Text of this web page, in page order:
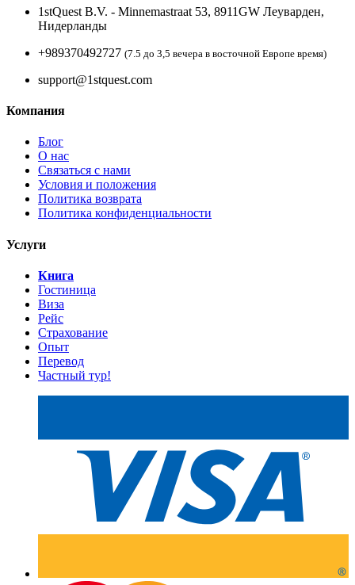
1stQuest B.V. - Minnemastraat 53, 8911GW Леуварден,
Нидерланды
+989370492727 (7.5 до 3,5 вечера в восточной Европе время)
support@1stquest.com
Компания
Блог
О нас
Связаться с нами
Условия и положения
Политика возврата
Политика конфиденциальности
Услуги
Книга
Гостиница
Виза
Рейс
Страхование
Опыт
Перевод
Частный тур!